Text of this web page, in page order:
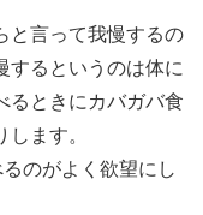
と言って我慢するの
するというのは体に
るときにカバガバ食
ます。
のがよく欲望にし